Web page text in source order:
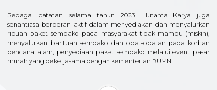
Sebagai catatan, selama tahun 2023, Hutama Karya juga
senantiasa berperan aktif dalam menyediakan dan menyalurkan
ribuan paket sembako pada masyarakat tidak mampu (miskin),
menyalurkan bantuan sembako dan obat-obatan pada korban
bencana alam, penyediaan paket sembako melalui event pasar
murah yang bekerjasama dengan kementerian BUMN.